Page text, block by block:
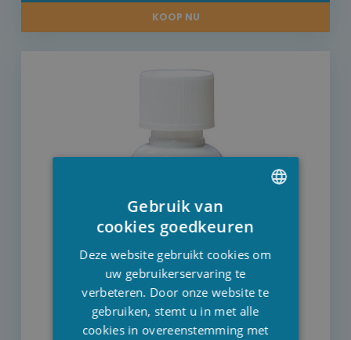
KOOP NU
ENGLISH
Gebruik van
cookies goedkeuren
Deze website gebruikt cookies om
uw gebruikerservaring te
verbeteren. Door onze website te
gebruiken, stemt u in met alle
cookies in overeenstemming met